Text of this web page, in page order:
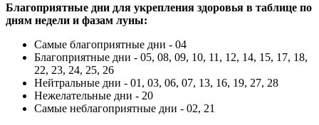
Благоприятные дни для укрепления здоровья в таблице по
дням недели и фазам луны:
Самые благоприятные дни - 04
Благоприятные дни - 05, 08, 09, 10, 11, 12, 14, 15, 17, 18,
22, 23, 24, 25, 26
Нейтральные дни - 01, 03, 06, 07, 13, 16, 19, 27, 28
Нежелательные дни - 20
Самые неблагоприятные дни - 02, 21